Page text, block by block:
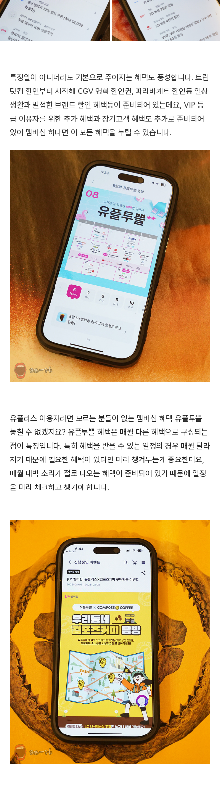
특정일이 아니더라도 기본으로 주어지는 혜택도 풍성합니다. 트립
닷컴 할인부터 시작해 CGV 영화 할인권, 파리바게트 할인등 일상
생활과 밀접한 브랜드 할인 혜택등이 준비되어 있는데요, VIP 등
급 이용자를 위한 추가 혜택과 장기고객 혜택도 추가로 준비되어
있어 멤버십 하나면 이 모든 혜택을 누릴 수 있습니다.
유플러스 이용자라면 모르는 분들이 없는 멤버십 혜택 유플투쁠
놓칠 수 없겠지요? 유플투쁠 혜택은 매월 다른 혜택으로 구성되는
점이 특징입니다. 특히 혜택을 받을 수 있는 일정의 경우 매월 달라
지기 때문에 필요한 혜택이 있다면 미리 챙겨두는게 중요한데요,
매월 대박 소리가 절로 나오는 혜택이 준비되어 있기 때문에 일정
을 미리 체크하고 챙겨야 합니다.